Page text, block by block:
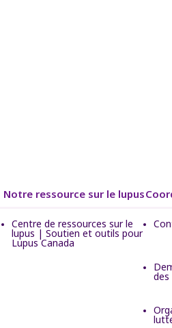
Notre ressource sur le lupus
Centre de ressources sur le
lupus | Soutien et outils pour
Lupus Canada
des